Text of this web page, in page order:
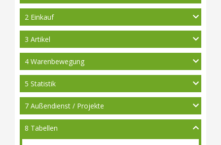
2 Einkauf
3 Artikel
4 Warenbewegung
5 Statistik
7 Außendienst / Projekte
8 Tabellen